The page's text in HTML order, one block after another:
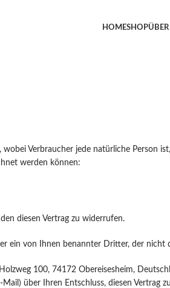
HOMESHOP
Verbraucher jede natürliche Person
werden können:
diesen Vertrag zu widerrufen.
ein von Ihnen benannter Dritter, der
100, 74172 Obereisesheim,
über Ihren Entschluss, diesen